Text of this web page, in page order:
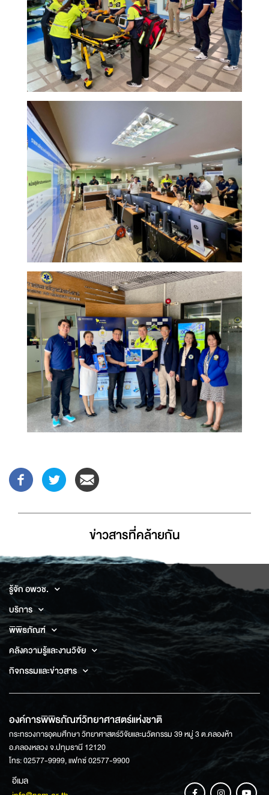
ข่าวสารที่่คล้ายกัน
รู้จัก อพวช.
บริการ
พิพิธภัณฑ์
คลังความรู้และงานวิจัย
กิจกรรมและข่าวสาร
องค์การพิพิธภัณฑ์วิทยาศาสตร์แห่งชาติ
กระทรวงการอุดมศึกษา วิทยาศาสตร์วิจัยและนวัตกรรม 39 หมู่ 3 ต.คลองห้า
อ.คลองหลวง จ.ปทุมธานี 12120
โทร: 02577-9999, แฟกซ์ 02577-9900
อีเมล